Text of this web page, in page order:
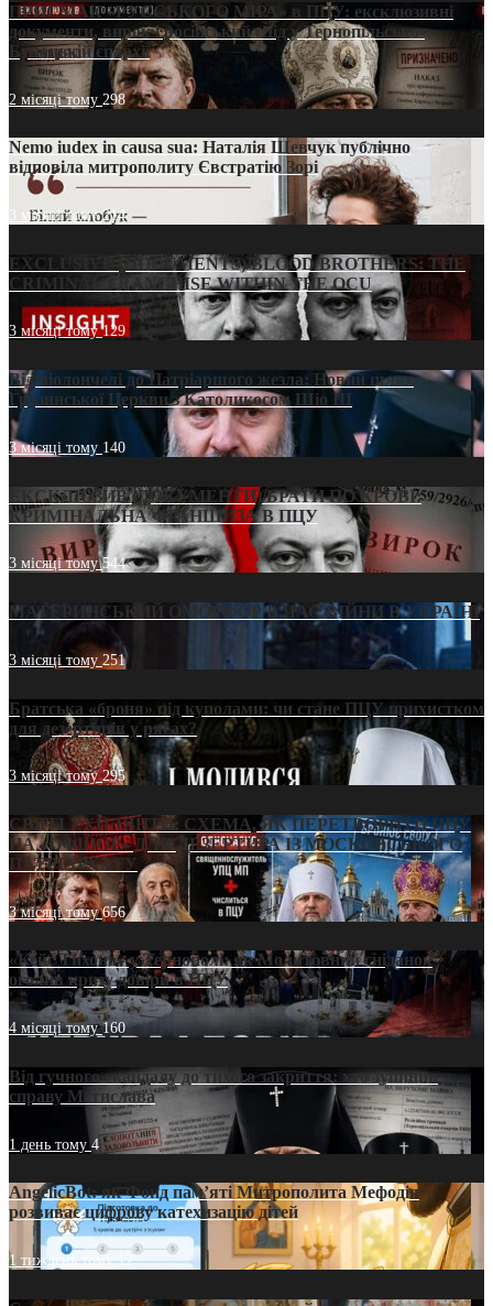
ПРИСМАК «РУССЬКОГО МІРА» в ПЦУ: ексклюзивні
документи, вирок і російський слід у Тернопільсько-
Бучацькій єпархії
2 місяці тому 298
Nemo iudex in causa sua: Наталія Шевчук публічно
відповіла митрополиту Євстратію Зорі
3 місяці тому214
EXCLUSIVE (DOCUMENTS)/BLOOD BROTHERS: THE
CRIMINAL FRANCHISE WITHIN THE OCU
3 місяці тому129
Від віолончелі до Патріаршого жезла: Новий шлях
Грузинської Церкви з Католикосом Шіо III
3 місяці тому 140
ЕКСКЛЮЗИВ (ДОКУМЕНТИ)/БРАТИ ПО КРОВІ:
КРИМІНАЛЬНА ФРАНШИЗА В ПЦУ
3 місяці тому544
МАТЕРИНСЬКИЙ ОМОРФОР В ЧАС ВІЙНИ В УКРАЇНІ
3 місяці тому251
Братська «броня» під куполами: чи стане ПЦУ прихистком
для дезертирів у рясах?
3 місяці тому295
СВЯТІ УХИЛЯНТИ: СХЕМА, ЯК ПЕРЕТВОРИТИ ПЦУ
НА «ОФШОР» ДЛЯ ДЕЗЕРТИРА ІЗ МОСКОВСЬКОГО
ПАТРІАРХАТУ
3 місяці тому656
«Кейс Тихона» у Тернополі: як Молитовний сніданок
оголив кризу довіри в ПЦУ
4 місяці тому160
Від гучного скандалу до тихого закриття: хто зупинив
справу Мстислава
1 день тому4
AngelicBot: як Фонд пам’яті Митрополита Мефодія
розвиває цифрову катехизацію дітей
1 тиждень тому12